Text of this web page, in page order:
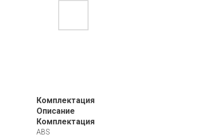
Комплектация
Описание
Комплектация
ABS